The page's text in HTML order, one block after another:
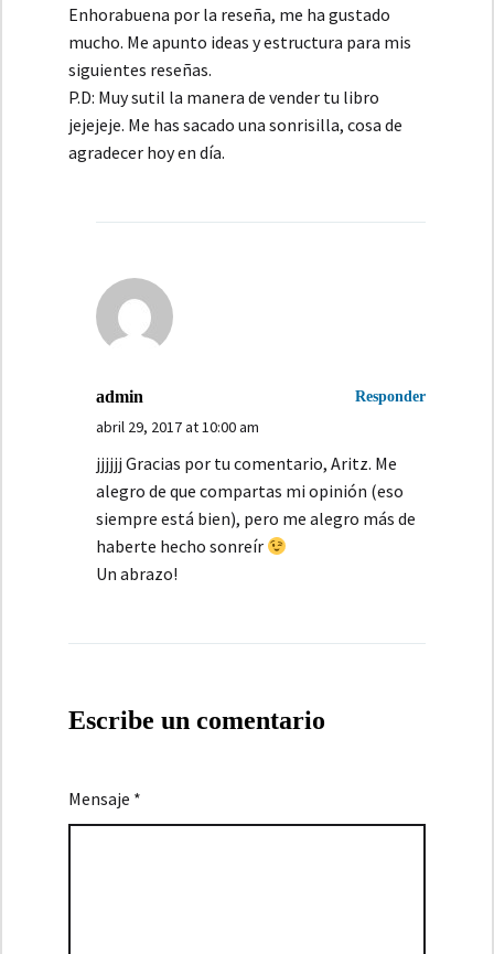
Enhorabuena por la reseña, me ha gustado
mucho. Me apunto ideas y estructura para mis
siguientes reseñas.
P.D: Muy sutil la manera de vender tu libro
jejejeje. Me has sacado una sonrisilla, cosa de
agradecer hoy en día.
admin Responder
abril 29, 2017 at 10:00 am
jjjjjj Gracias por tu comentario, Aritz. Me
alegro de que compartas mi opinión (eso
siempre está bien), pero me alegro más de
haberte hecho sonreír
Un abrazo!
Escribe un comentario
Mensaje *